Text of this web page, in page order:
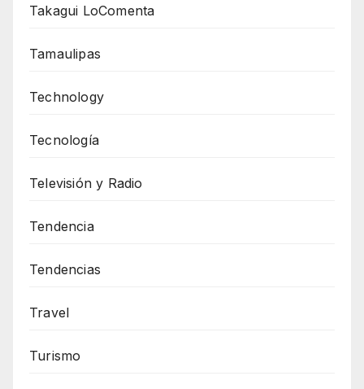
Takagui LoComenta
Tamaulipas
Technology
Tecnología
Televisión y Radio
Tendencia
Tendencias
Travel
Turismo